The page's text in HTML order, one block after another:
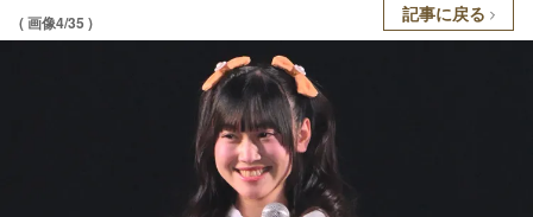
( 画像4/35 ) 記事に戻る